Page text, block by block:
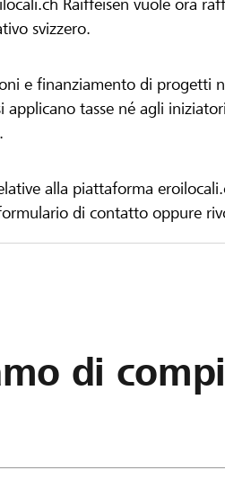
Raiffeisen vuole ora
svizzero.
e finanziamento di progetti
applicano tasse né agli
alla piattaforma
di contatto oppure
di